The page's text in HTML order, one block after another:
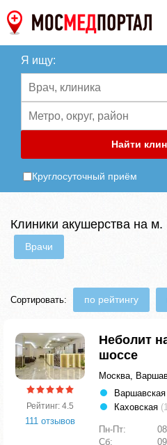
Я ищу:
Найти
Круглосуточный приём
Клиники акушерства на
Врачи
Сортировать: по рейтингу
Рейтинг: 4.5
111 отзывов
Неболит
шоссе
Москва,
Варшавская
Каховская
Пн-Пт:
Сб: